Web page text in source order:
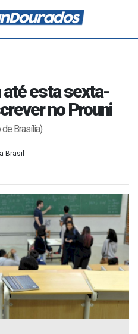
esta sexta-
no Prouni
de Brasília)
Brasil